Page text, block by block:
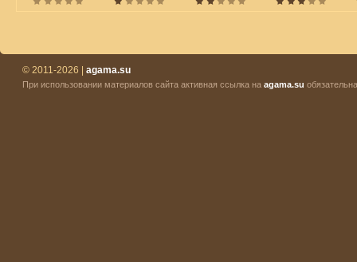
© 2011-2026 | agama.su
При использовании материалов сайта активная ссылка на agama.su